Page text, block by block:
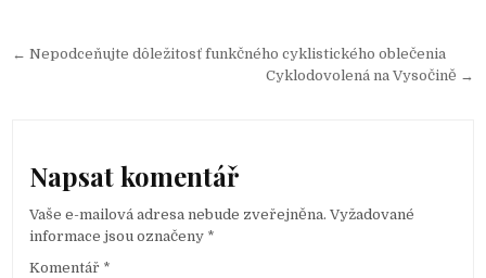
Navigace
← Nepodceňujte dôležitosť funkčného cyklistického oblečenia
Cyklodovolená na Vysočině →
Napsat komentář
Vaše e-mailová adresa nebude zveřejněna. Vyžadované
informace jsou označeny *
Komentář *